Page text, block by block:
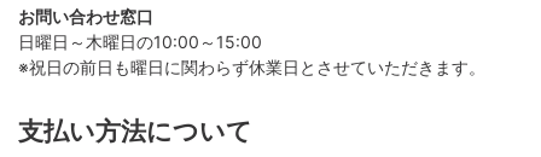
お問い合わせ窓口
日曜日～木曜日の10:00～15:00
※祝日の前日も曜日に関わらず休業日とさせていただきます。
支払い方法について